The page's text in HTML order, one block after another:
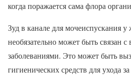
когда поражается сама флора
Зуд в канале для мочеиспускания
необязательно может быть связан
заболеваниями. Это может быть
гигиенических средств для ухода